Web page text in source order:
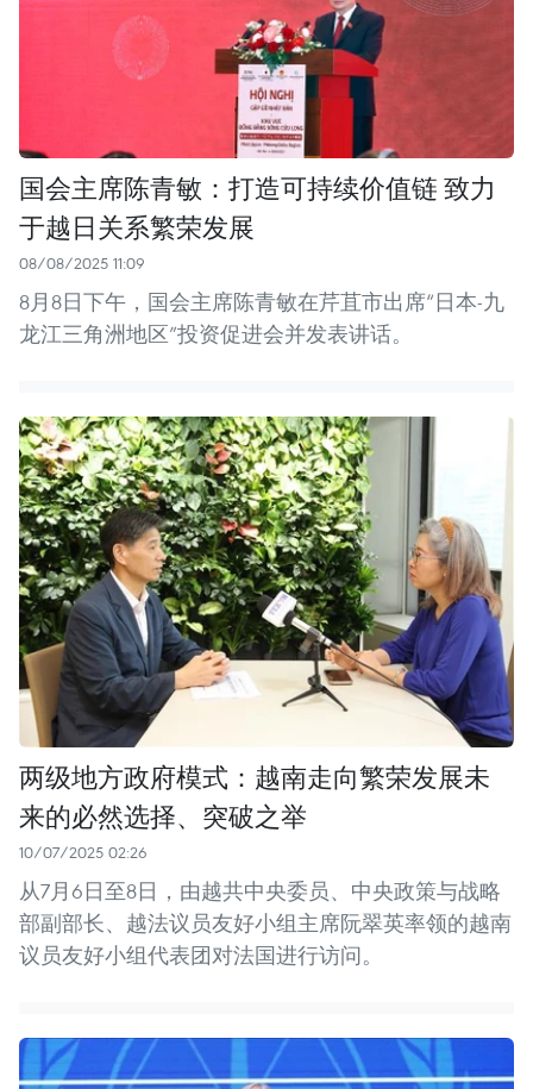
国会主席陈青敏：打造可持续价值链 致力
于越日关系繁荣发展
08/08/2025 11:09
8月8日下午，国会主席陈青敏在芹苴市出席“日本-九
龙江三角洲地区”投资促进会并发表讲话。
两级地方政府模式：越南走向繁荣发展未
来的必然选择、突破之举
10/07/2025 02:26
从7月6日至8日，由越共中央委员、中央政策与战略
部副部长、越法议员友好小组主席阮翠英率领的越南
议员友好小组代表团对法国进行访问。